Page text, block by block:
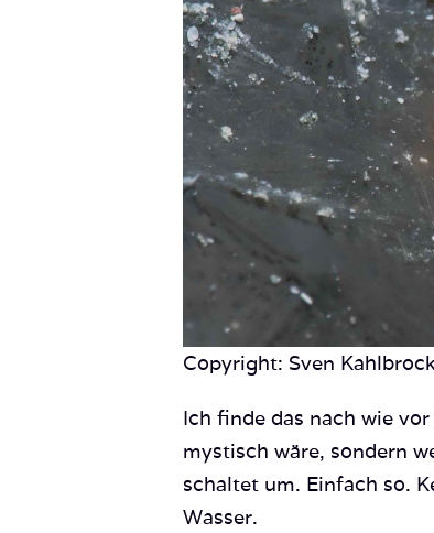
Copyright: Sven
Ich finde das nach wie
mystisch wäre, sondern
schaltet um. Einfach so.
Wasser.